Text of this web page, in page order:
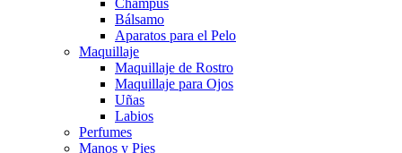
Champús
Bálsamo
Aparatos para el Pelo
Maquillaje
Maquillaje de Rostro
Maquillaje para Ojos
Uñas
Labios
Perfumes
Manos y Pies